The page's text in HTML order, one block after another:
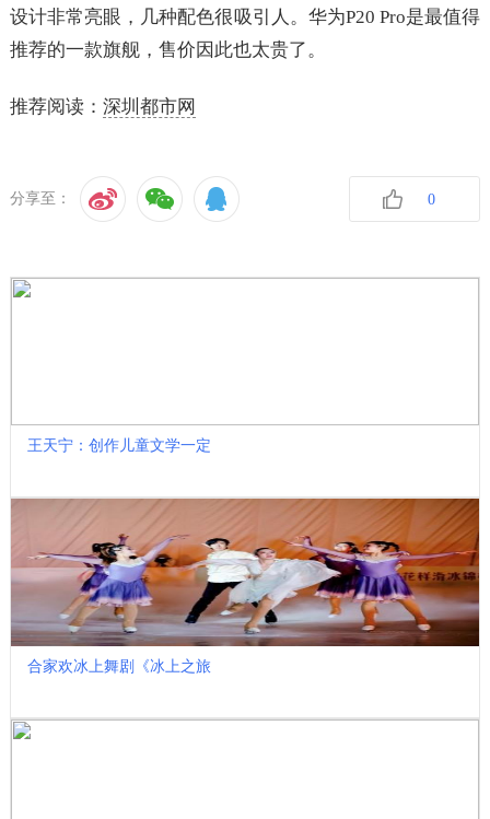
设计非常亮眼，几种配色很吸引人。华为P20 Pro是最值得
推荐的一款旗舰，售价因此也太贵了。
推荐阅读： 深圳都市网
分享至： 0
王天宁：创作儿童文学一定
合家欢冰上舞剧《冰上之旅